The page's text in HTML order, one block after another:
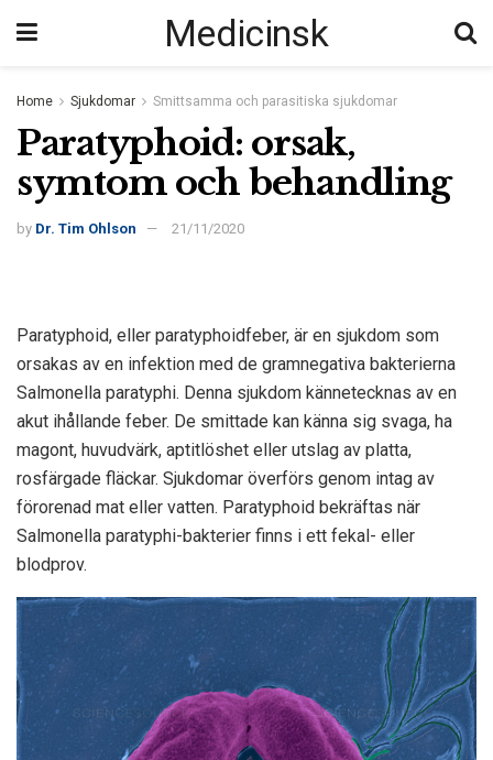
Medicinsk
Home Sjukdomar Smittsamma och parasitiska sjukdomar
Paratyphoid: orsak,
symtom och behandling
by Dr. Tim Ohlson 21/11/2020
Paratyphoid, eller paratyphoidfeber, är en sjukdom som
orsakas av en infektion med de gramnegativa bakterierna
Salmonella paratyphi. Denna sjukdom kännetecknas av en
akut ihållande feber. De smittade kan känna sig svaga, ha
magont, huvudvärk, aptitlöshet eller utslag av platta,
rosfärgade fläckar. Sjukdomar överförs genom intag av
förorenad mat eller vatten. Paratyphoid bekräftas när
Salmonella paratyphi-bakterier finns i ett fekal- eller
blodprov.